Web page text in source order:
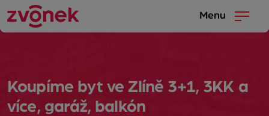
Menu
Koupíme byt ve Zlíně 3+1, 3KK a
více, garáž, balkón